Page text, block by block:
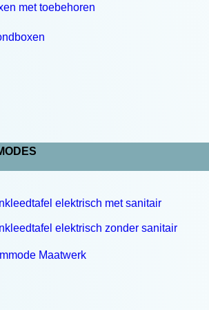
met toebehoren
elektrisch met sanitair
elektrisch zonder sanitair
Maatwerk